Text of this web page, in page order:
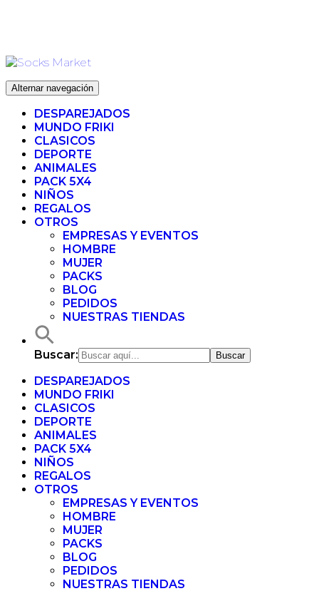
Alternar navegación
DESPAREJADOS
MUNDO FRIKI
CLASICOS
DEPORTE
ANIMALES
PACK 5X4
NIÑOS
REGALOS
OTROS
EMPRESAS Y EVENTOS
HOMBRE
MUJER
PACKS
BLOG
PEDIDOS
NUESTRAS TIENDAS
Buscar:
DESPAREJADOS
MUNDO FRIKI
CLASICOS
DEPORTE
ANIMALES
PACK 5X4
NIÑOS
REGALOS
OTROS
EMPRESAS Y EVENTOS
HOMBRE
MUJER
PACKS
BLOG
PEDIDOS
NUESTRAS TIENDAS